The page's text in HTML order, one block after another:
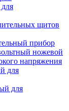
щитов
прибор
ножевой
напряжения
для
для